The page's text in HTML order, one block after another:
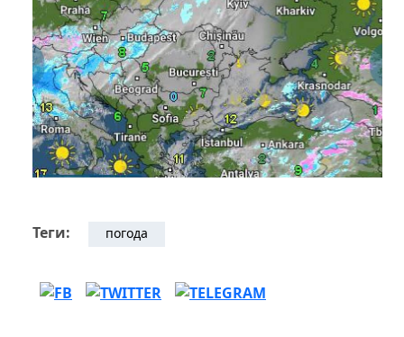
Теги: погода